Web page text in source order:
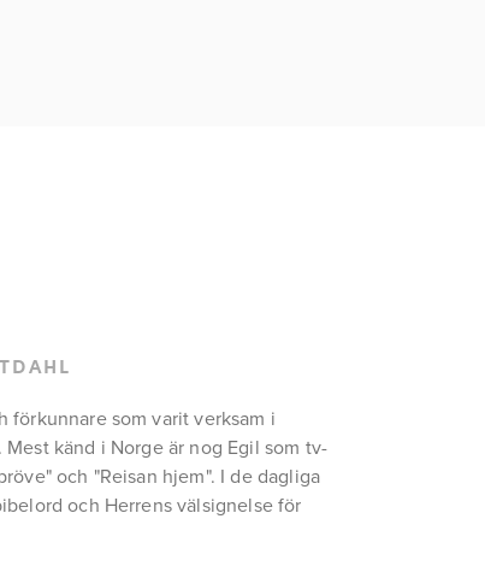
förkunnare som varit verksam i
känd i Norge är nog Egil som tv-
och "Reisan hjem". I de dagliga
och Herrens välsignelse för